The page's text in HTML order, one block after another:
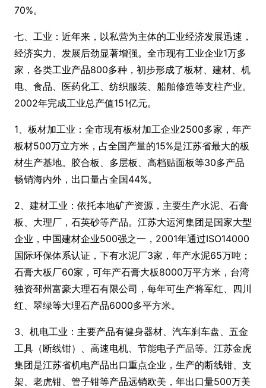
70%。
七、工业：近年来，以私营为主体的工业经济发展迅速，
经济实力、发展后劲显著增强。全市现有工业企业1万多
家，各类工业产品800多种，初步形成了板材、建材、机
电、食品、医药化工、纺织服装、船舶修造等支柱产业。
2002年完成工业总产值151亿元。
1、板材加工业：全市现有板材加工企业2500多家，年产
板材500万立方米，占全国产量的15%是江苏省最大的板
材生产基地。胶合板、多层板、高档贴面板等30多产品
畅销海内外，出口量占全国44%。
2、建材工业：依托本地矿产资源，主要生产水泥、石膏
板、大理厂，石英砂等产品。江苏大运河集团是国家大型
企业，中国建材企业500强之一，2001年通过ISO14000
国际环保体系认证，下有水泥厂3家，年产水泥65万吨；
石膏大板厂60家，可年产石膏大板8000万平方米，台湾
独资邳州富豪大理石有限公司，每年可生产将军红、四川
红、翠绿等大理石产品6000多平方米。
3、机电工业：主要产品有健身器材、汽车刹车盘、五金
工具（断线钳）、高速电机、节能电子产品等。江苏金虎
集团是江苏省机电产品出口重点企业，生产的断线钳、支
架、老虎钳、管子钳等产品远销欧美，年出口量500万美